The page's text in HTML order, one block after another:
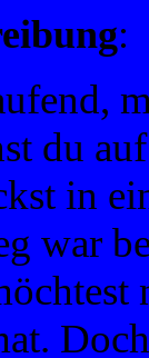
:
du
in
war